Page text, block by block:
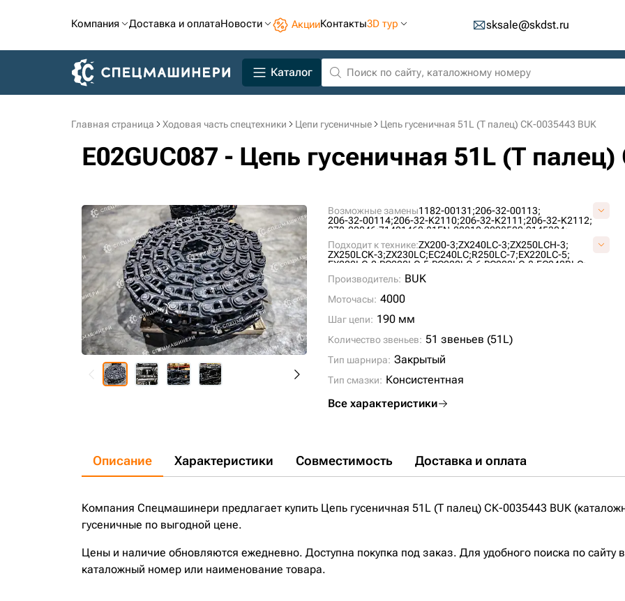
Компания Доставка и оплатаНовости АкцииКонтакты3D тур sksale@skdst.ru
Каталог
Главная страница Ходовая часть спецтехники Цепи гусеничные Цепь гусеничная 51L (Т палец) СК-0035443 BUK
E02GUC087 - Цепь гусеничная 51L (Т
Возможные замены1182-00131;206-32-00113;
206-32-00114;206-32-K2110;206-32-K2111;206-32-K2112;
272-00046;71401460;81EN-20010;9098529;9145324;
9181001;
AT154855;AT186160; AT217896;
AT219479;E02GUC087;E15698B1M00051;
E40208C0Y00051;E40220A0M00051;ID1690/51;ID860/51;
VE1569B851;VKM782/51HDV;
Подходит к технике:ZX200-3;ZX240LC-3;ZX250LCH-3;
ZX250LCK-3;ZX230LC;EC240LC;R250LC-7;EX220LC-5;
EX220LC-2;PC220LC-5;PC220LC-6;PC220LC-8;EC240BLC;
EC240NLC;
EX220LC-3;
PC220LC-7;R250LC-9;
PC240LC-6K;ZX250LC-3;
PC240LC-8K;PC240NLC;
EC240BNLC;
Производитель: BUK
Моточасы: 4000
Шаг цепи: 190 мм
Количество звеньев: 51 звеньев (51L)
Тип шарнира: Закрытый
Тип смазки: Консистентная
Все характеристики
Описание Характеристики Совместимость Доставка и оплата
Компания Спецмашинери предлагает купить Цепь гусеничная 51L (Т палец) СК-0035443 BUK
гусеничные по выгодной цене.
Цены и наличие обновляются ежедневно. Доступна покупка под заказ. Для удобного поиска по сайту
каталожный номер или наименование товара.